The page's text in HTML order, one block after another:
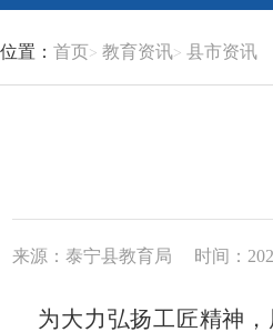
置：首页 教育资讯 县市资讯
来源：泰宁县教育局 时间：
为大力弘扬工匠精神，